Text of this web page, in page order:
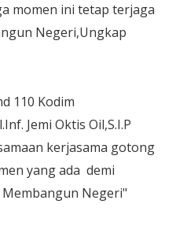
momen ini tetap terjaga
Negeri,Ungkap
110 Kodim
Jemi Oktis Oil,S.I.P
kerjasama gotong
yang ada demi
Negeri"